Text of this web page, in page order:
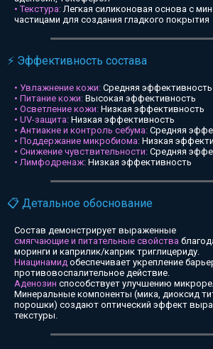
• Текстура:Легкая силиконовая основа с
частицами для создания гладкого покрытия
⚡ Эффективность состава
• Увлажнение кожи: Средняя эффективность
• Питание кожи: Высокая эффективность
• Осветление кожи: Низкая эффективность
• UV-защита: Низкая эффективность
• Антиакне и контроль себума: Средняя
• Поддержание микробиома: Низкая
• Снижение чувствительности: Средняя
• Лимфодренаж: Низкая эффективность
📋 Детальное обоснование
Состав демонстрирует выраженные
смягчающие и питательные свойства
моринги и каприлик/каприк триглицериду.
Ниацинамид обеспечивает укрепление
противовоспалительное действие.
Аденозин способствует улучшению
Минеральные компоненты (мика, диоксид
порошки) создают оптический эффект
текстуры.